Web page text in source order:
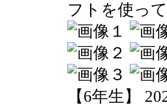
フトを使っ
【6年生】